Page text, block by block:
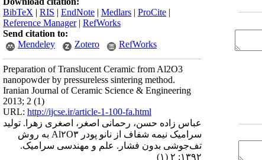
BibTeX | RIS | EndNote | Medlars | ProCite |
Reference Manager| RefWorks
Send citation to:
Mendeley
Zotero RefWorks
Preparation of Translucent Ceramic from Al2O3
nanopowder by pressureless sintering method.
Iranian Journal of Ceramic Science & Engineering
2013; 2 (1)
URL: http://ijcse.ir/article-1-100-fa.html
عباس زاده حسن، رحمانی اصغر، اصغری زهرا. تولید
سرامیک نیمه شفاف از نانو پودر Al۲O۳ به روش
تف‌جوشی بدون فشار. علم و مهندسی سرامیک.
۱۳۹۲; ۲ (۱)